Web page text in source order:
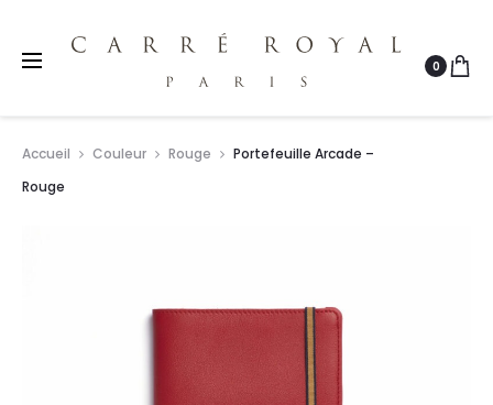
0
Accueil Couleur Rouge
Portefeuille Arcade –
Rouge